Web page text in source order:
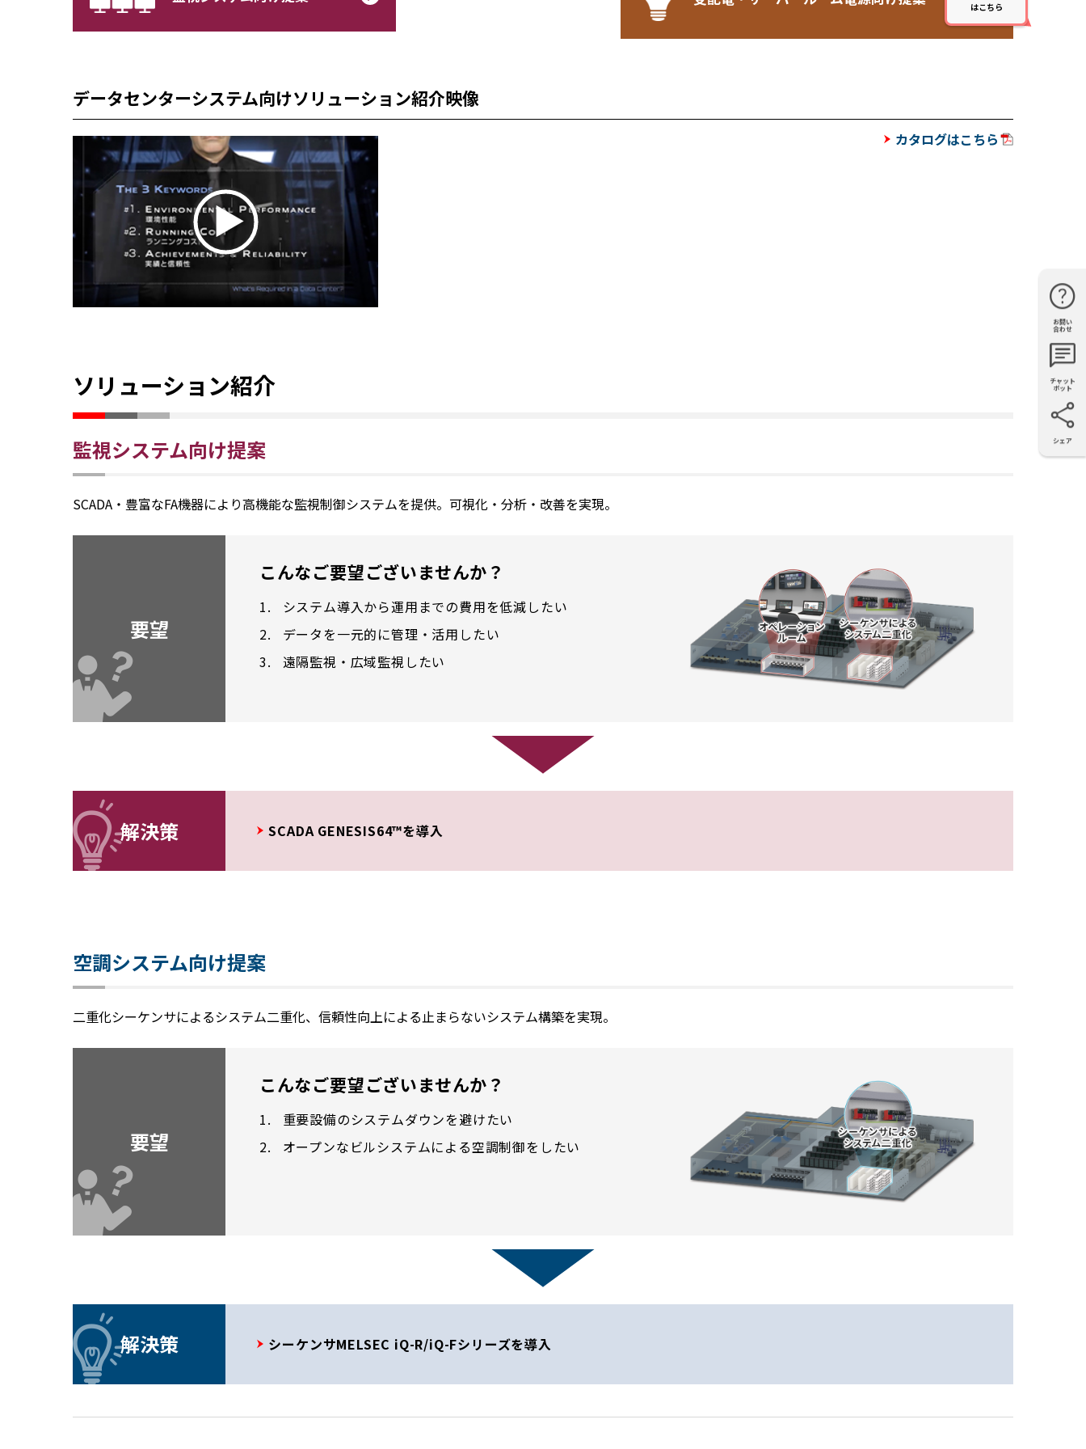
お問い
合わせ
チャット
ボット
シェア
データセンターシステム向けソリューション紹介映像
カタログはこちら
ソリューション紹介
監視システム向け提案
SCADA・豊富なFA機器により高機能な監視制御システムを提供。可視化・分析・改善を実現。
要望
こんなご要望ございませんか？
1.
システム導入から運用までの費用を低減したい
2.
データを一元的に管理・活用したい
3.
遠隔監視・広域監視したい
解決策 SCADA GENESIS64™を導入
空調システム向け提案
二重化シーケンサによるシステム二重化、信頼性向上による止まらないシステム構築を実現。
要望
こんなご要望ございませんか？
1.
重要設備のシステムダウンを避けたい
2.
オープンなビルシステムによる空調制御をしたい
解決策 シーケンサMELSEC iQ-R/iQ-Fシリーズを導入